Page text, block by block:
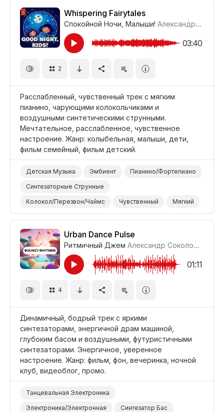
Новости/Репортаж Фон/Окружение
Whispering Fairytales
Спокойной Ночи, Малыши! Александр Соколов
03:40
2
Расслабленный, чувственный трек с мягким
пианино, чарующими колокольчиками и
воздушными синтетическими струнными.
Мечтательное, расслабленное, чувственное
настроение. Жанр: колыбельная, малыши, дети,
фильм семейный, фильм детский.
Детская Музыка Эмбиент
Пианино/Фортепиано
Синтезаторные Струнные
Колокол/Перезвон/Чаймс
Чувственный
Мягкий
Мечтательный
Неземной
Фильм Семейный
Фильм/Кино
Младенец Колыбельная
Urban Dance Pulse
Ритмичный Джем Александр Соколов
01:11
4
Динамичный, бодрый трек с яркими
синтезаторами, энергичной драм машиной,
глубоким басом и воздушными, футуристичными
синтезаторами. Энергичное, уверенное
настроение. Жанр: фильм, фон, вечеринка, ночной
клуб, видеоблог, промо.
Танцевальная Электроника
Электроника/Электронная
Синтезатор Бас